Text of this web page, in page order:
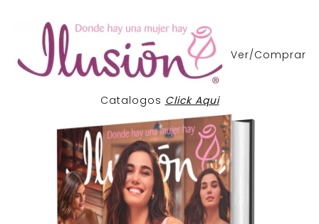
Ver/Comprar
Catalogos Click Aqui